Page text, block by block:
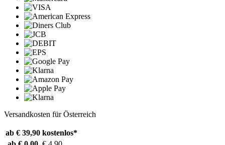
Versandkosten für Österreich
ab € 39,90 kostenlos*